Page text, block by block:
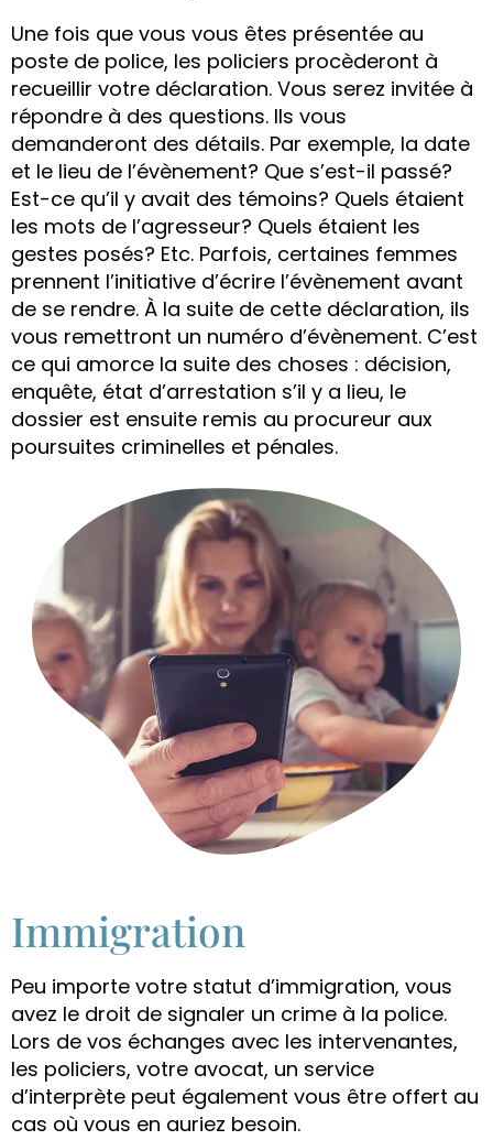
Une fois que vous vous êtes présentée au
poste de police, les policiers procèderont à
recueillir votre déclaration. Vous serez invitée à
répondre à des questions. Ils vous
demanderont des détails. Par exemple, la date
et le lieu de l’évènement? Que s’est-il passé?
Est-ce qu’il y avait des témoins? Quels étaient
les mots de l’agresseur? Quels étaient les
gestes posés? Etc. Parfois, certaines femmes
prennent l’initiative d’écrire l’évènement avant
de se rendre. À la suite de cette déclaration, ils
vous remettront un numéro d’évènement. C’est
ce qui amorce la suite des choses : décision,
enquête, état d’arrestation s’il y a lieu, le
dossier est ensuite remis au procureur aux
poursuites criminelles et pénales.
Immigration
Peu importe votre statut d’immigration, vous
avez le droit de signaler un crime à la police.
Lors de vos échanges avec les intervenantes,
les policiers, votre avocat, un service
d’interprète peut également vous être offert au
cas où vous en auriez besoin.